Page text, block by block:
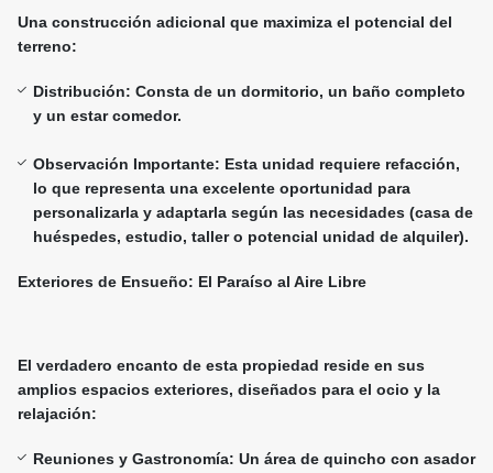
Una construcción adicional que maximiza el potencial del
terreno:
Distribución: Consta de un dormitorio, un baño completo
y un estar comedor.
Observación Importante: Esta unidad requiere refacción,
lo que representa una excelente oportunidad para
personalizarla y adaptarla según las necesidades (casa de
huéspedes, estudio, taller o potencial unidad de alquiler).
Exteriores de Ensueño: El Paraíso al Aire Libre
El verdadero encanto de esta propiedad reside en sus
amplios espacios exteriores, diseñados para el ocio y la
relajación:
Reuniones y Gastronomía: Un área de quincho con asador